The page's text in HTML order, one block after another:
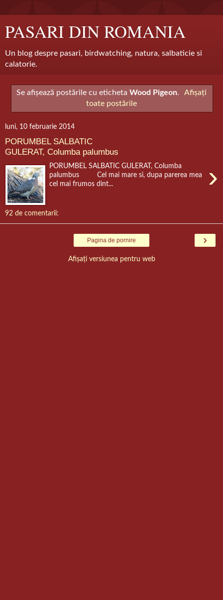
PASARI DIN ROMANIA
Un blog despre pasari, birdwatching, natura, salbaticie si
calatorie.
Se afișează postările cu eticheta Wood Pigeon.
Afișați
toate postările
luni, 10 februarie 2014
PORUMBEL SALBATIC
GULERAT, Columba palumbus
›
PORUMBEL SALBATIC GULERAT, Columba
palumbus Cel mai mare si, dupa parerea mea
cel mai frumos dint...
92 de comentarii:
›
Pagina de pornire
Afișați versiunea pentru web